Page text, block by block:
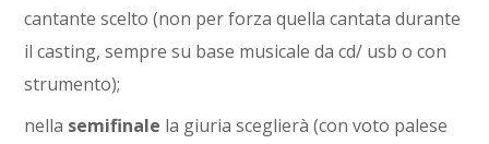
cantante scelto (non per forza quella cantata durante
il casting, sempre su base musicale da cd/ usb o con
strumento);
nella semifinale la giuria sceglierà (con voto palese